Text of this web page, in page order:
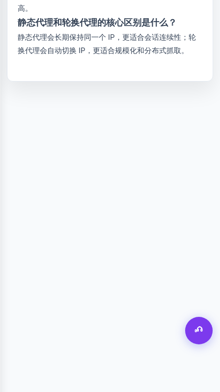
高。
静态代理和轮换代理的核心区别是什么？
静态代理会长期保持同一个 IP，更适合会话连续性；轮
换代理会自动切换 IP，更适合规模化和分布式抓取。